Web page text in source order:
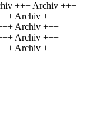
+++ Archiv +++
Archiv +++
Archiv +++
Archiv +++
Archiv +++